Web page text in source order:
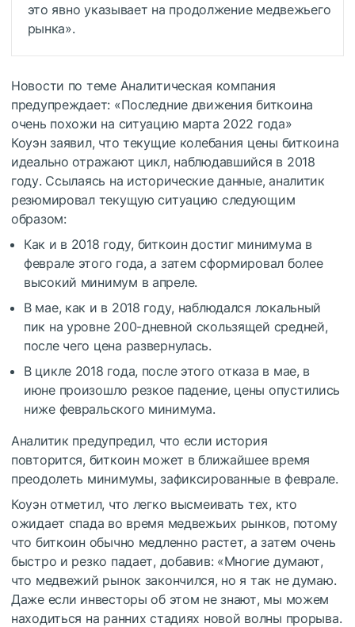
это явно указывает на продолжение медвежьего
рынка».
Новости по теме Аналитическая компания
предупреждает: «Последние движения биткоина
очень похожи на ситуацию марта 2022 года»
Коуэн заявил, что текущие колебания цены биткоина
идеально отражают цикл, наблюдавшийся в 2018
году. Ссылаясь на исторические данные, аналитик
резюмировал текущую ситуацию следующим
образом:
Как и в 2018 году, биткоин достиг минимума в
феврале этого года, а затем сформировал более
высокий минимум в апреле.
В мае, как и в 2018 году, наблюдался локальный
пик на уровне 200-дневной скользящей средней,
после чего цена развернулась.
В цикле 2018 года, после этого отказа в мае, в
июне произошло резкое падение, цены опустились
ниже февральского минимума.
Аналитик предупредил, что если история
повторится, биткоин может в ближайшее время
преодолеть минимумы, зафиксированные в феврале.
Коуэн отметил, что легко высмеивать тех, кто
ожидает спада во время медвежьих рынков, потому
что биткоин обычно медленно растет, а затем очень
быстро и резко падает, добавив: «Многие думают,
что медвежий рынок закончился, но я так не думаю.
Даже если инвесторы об этом не знают, мы можем
находиться на ранних стадиях новой волны прорыва.